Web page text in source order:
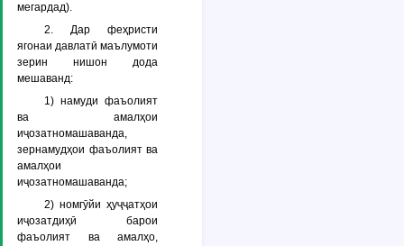
мегардад).
2. Дар феҳристи
ягонаи давлатӣ маълумоти
зерин нишон дода
мешаванд:
1) намуди фаъолият
ва амалҳои
иҷозатномашаванда,
зернамудҳои фаъолият ва
амалҳои
иҷозатномашаванда;
2) номгӯйи ҳуҷҷатҳои
иҷозатдиҳӣ барои
фаъолият ва амалҳо,